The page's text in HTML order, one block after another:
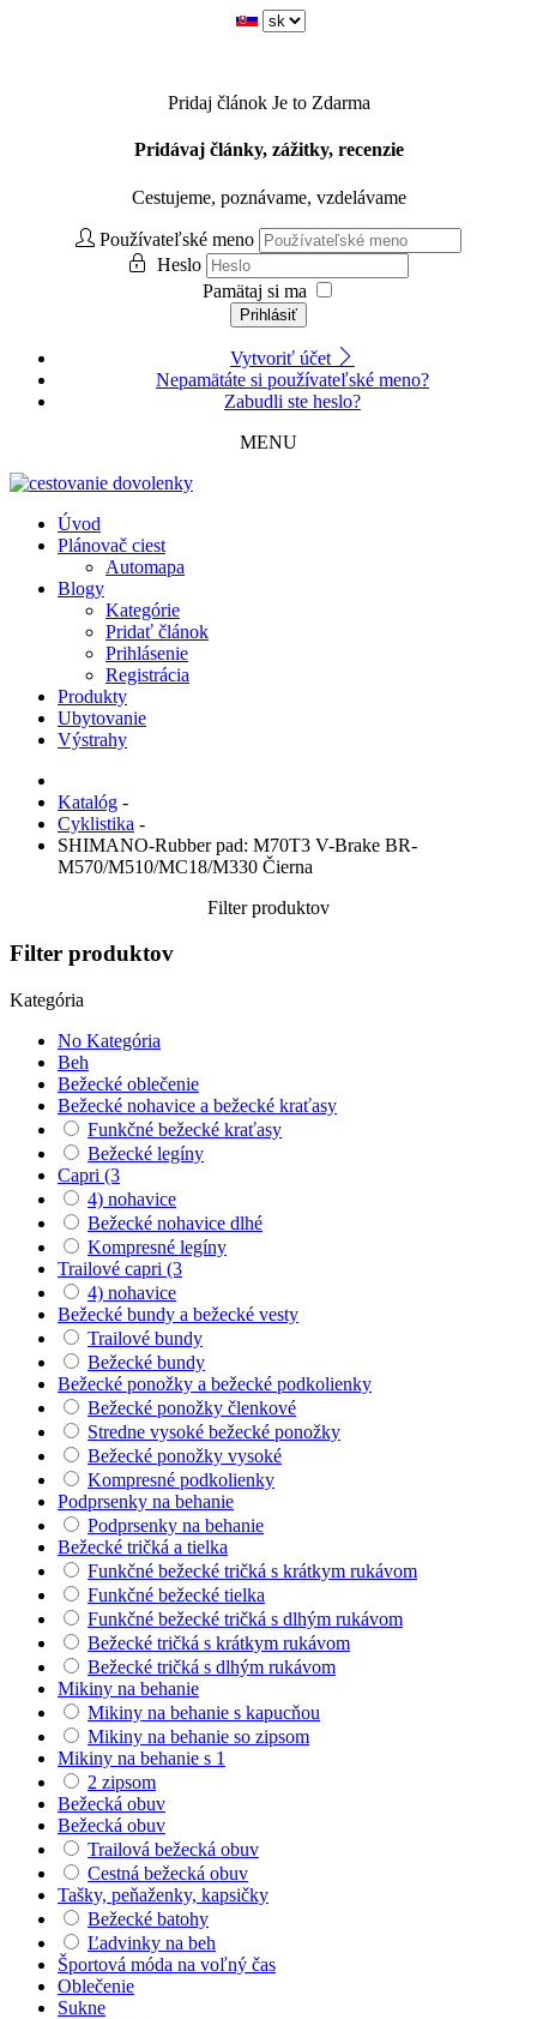
Pridaj článok Je to Zdarma
Pridávaj články, zážitky, recenzie
Cestujeme, poznávame, vzdelávame
Používateľské meno
Heslo
Pamätaj si ma
Prihlásiť
Vytvoriť účet
Nepamätáte si používateľské meno?
Zabudli ste heslo?
MENU
Úvod
Plánovač ciest
Automapa
Blogy
Kategórie
Pridať článok
Prihlásenie
Registrácia
Produkty
Ubytovanie
Výstrahy
Katalóg -
Cyklistika -
SHIMANO-Rubber pad: M70T3 V-Brake BR-
M570/M510/MC18/M330 Čierna
Filter produktov
Filter produktov
Kategória
No Kategória
Beh
Bežecké oblečenie
Bežecké nohavice a bežecké kraťasy
Funkčné bežecké kraťasy
Bežecké legíny
Capri (3
4) nohavice
Bežecké nohavice dlhé
Kompresné legíny
Trailové capri (3
4) nohavice
Bežecké bundy a bežecké vesty
Trailové bundy
Bežecké bundy
Bežecké ponožky a bežecké podkolienky
Bežecké ponožky členkové
Stredne vysoké bežecké ponožky
Bežecké ponožky vysoké
Kompresné podkolienky
Podprsenky na behanie
Podprsenky na behanie
Bežecké tričká a tielka
Funkčné bežecké tričká s krátkym rukávom
Funkčné bežecké tielka
Funkčné bežecké tričká s dlhým rukávom
Bežecké tričká s krátkym rukávom
Bežecké tričká s dlhým rukávom
Mikiny na behanie
Mikiny na behanie s kapucňou
Mikiny na behanie so zipsom
Mikiny na behanie s 1
2 zipsom
Bežecká obuv
Bežecká obuv
Trailová bežecká obuv
Cestná bežecká obuv
Tašky, peňaženky, kapsičky
Bežecké batohy
Ľadvinky na beh
Športová móda na voľný čas
Oblečenie
Sukne